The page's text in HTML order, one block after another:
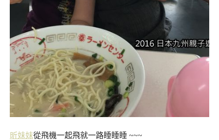
昕妹妹從飛機一起飛就一路睡睡睡 ~~~